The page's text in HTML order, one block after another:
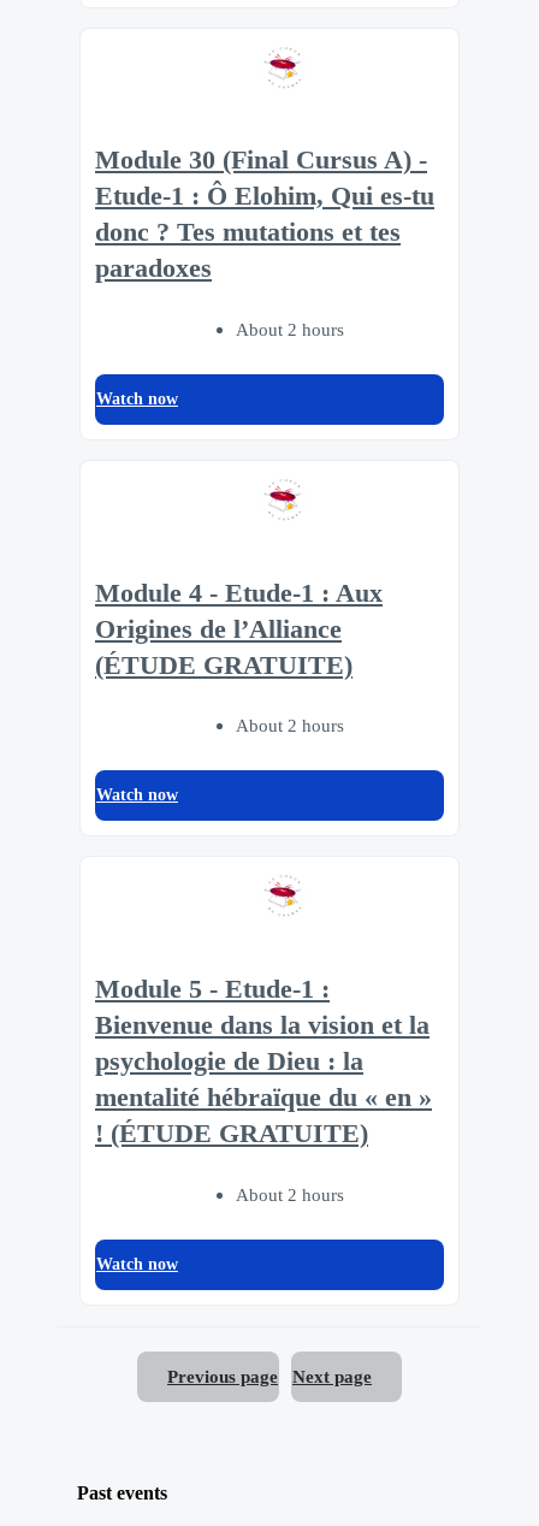
Module 30 (Final Cursus A) -
Etude-1 : Ô Elohim, Qui es-tu
donc ? Tes mutations et tes
paradoxes
About 2 hours
Watch now
Module 4 - Etude-1 : Aux
Origines de l’Alliance
(ÉTUDE GRATUITE)
About 2 hours
Watch now
Module 5 - Etude-1 :
Bienvenue dans la vision et la
psychologie de Dieu : la
mentalité hébraïque du « en »
! (ÉTUDE GRATUITE)
About 2 hours
Watch now
Previous page Next page
Past events